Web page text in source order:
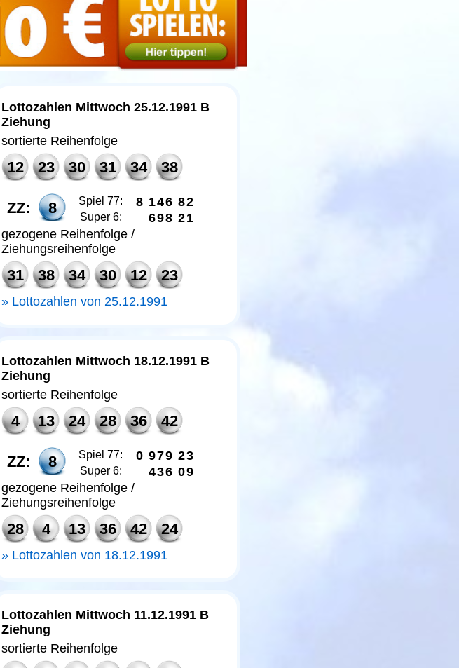
Lottozahlen Mittwoch 25.12.1991 B
Ziehung
sortierte Reihenfolge
12 23 30 31 34 38
ZZ: 8 Spiel 77: 8 146 82
Super 6: 698 21
gezogene Reihenfolge /
Ziehungsreihenfolge
31 38 34 30 12 23
Lottozahlen von 25.12.1991
Lottozahlen Mittwoch 18.12.1991 B
Ziehung
sortierte Reihenfolge
4 13 24 28 36 42
ZZ: 8 Spiel 77: 0 979 23
Super 6: 436 09
gezogene Reihenfolge /
Ziehungsreihenfolge
28 4 13 36 42 24
Lottozahlen von 18.12.1991
Lottozahlen Mittwoch 11.12.1991 B
Ziehung
sortierte Reihenfolge